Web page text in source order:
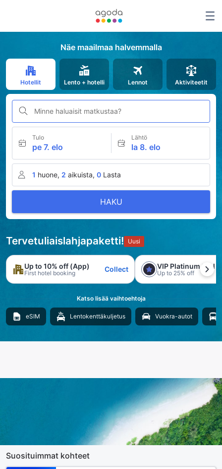
Näe maailmaa halvemmalla
Hotellit Lento + hotelli Lennot Aktiviteetit
Minne haluaisit matkustaa?
Tulo
pe 7. elo
Lähtö
la 8. elo
1 huone, 2 aikuista, 0 Lasta
HAKU
Tervetuliaislahjapaketti! Uusi
Up to 10% off (App)
First hotel booking Collect VIP Platinum trial
Up to 25% off
Katso lisää vaihtoehtoja
eSIM Lentokenttäkuljetus Vuokra-autot
Suosituimmat kohteet